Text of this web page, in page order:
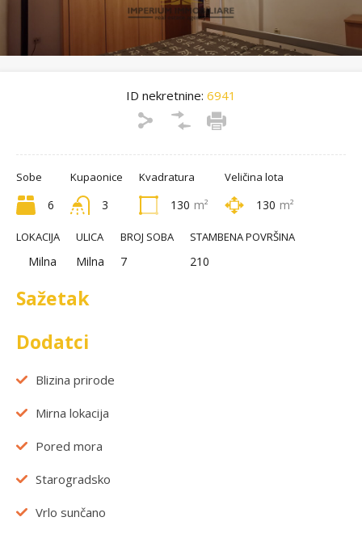
ID nekretnine: 6941
Sobe
6
Kupaonice
3
Kvadratura
130 m²
Veličina lota
130 m²
LOKACIJA
Milna
ULICA
Milna
BROJ SOBA
7
STAMBENA POVRŠINA
210
Sažetak
Dodatci
Blizina prirode
Mirna lokacija
Pored mora
Starogradsko
Vrlo sunčano